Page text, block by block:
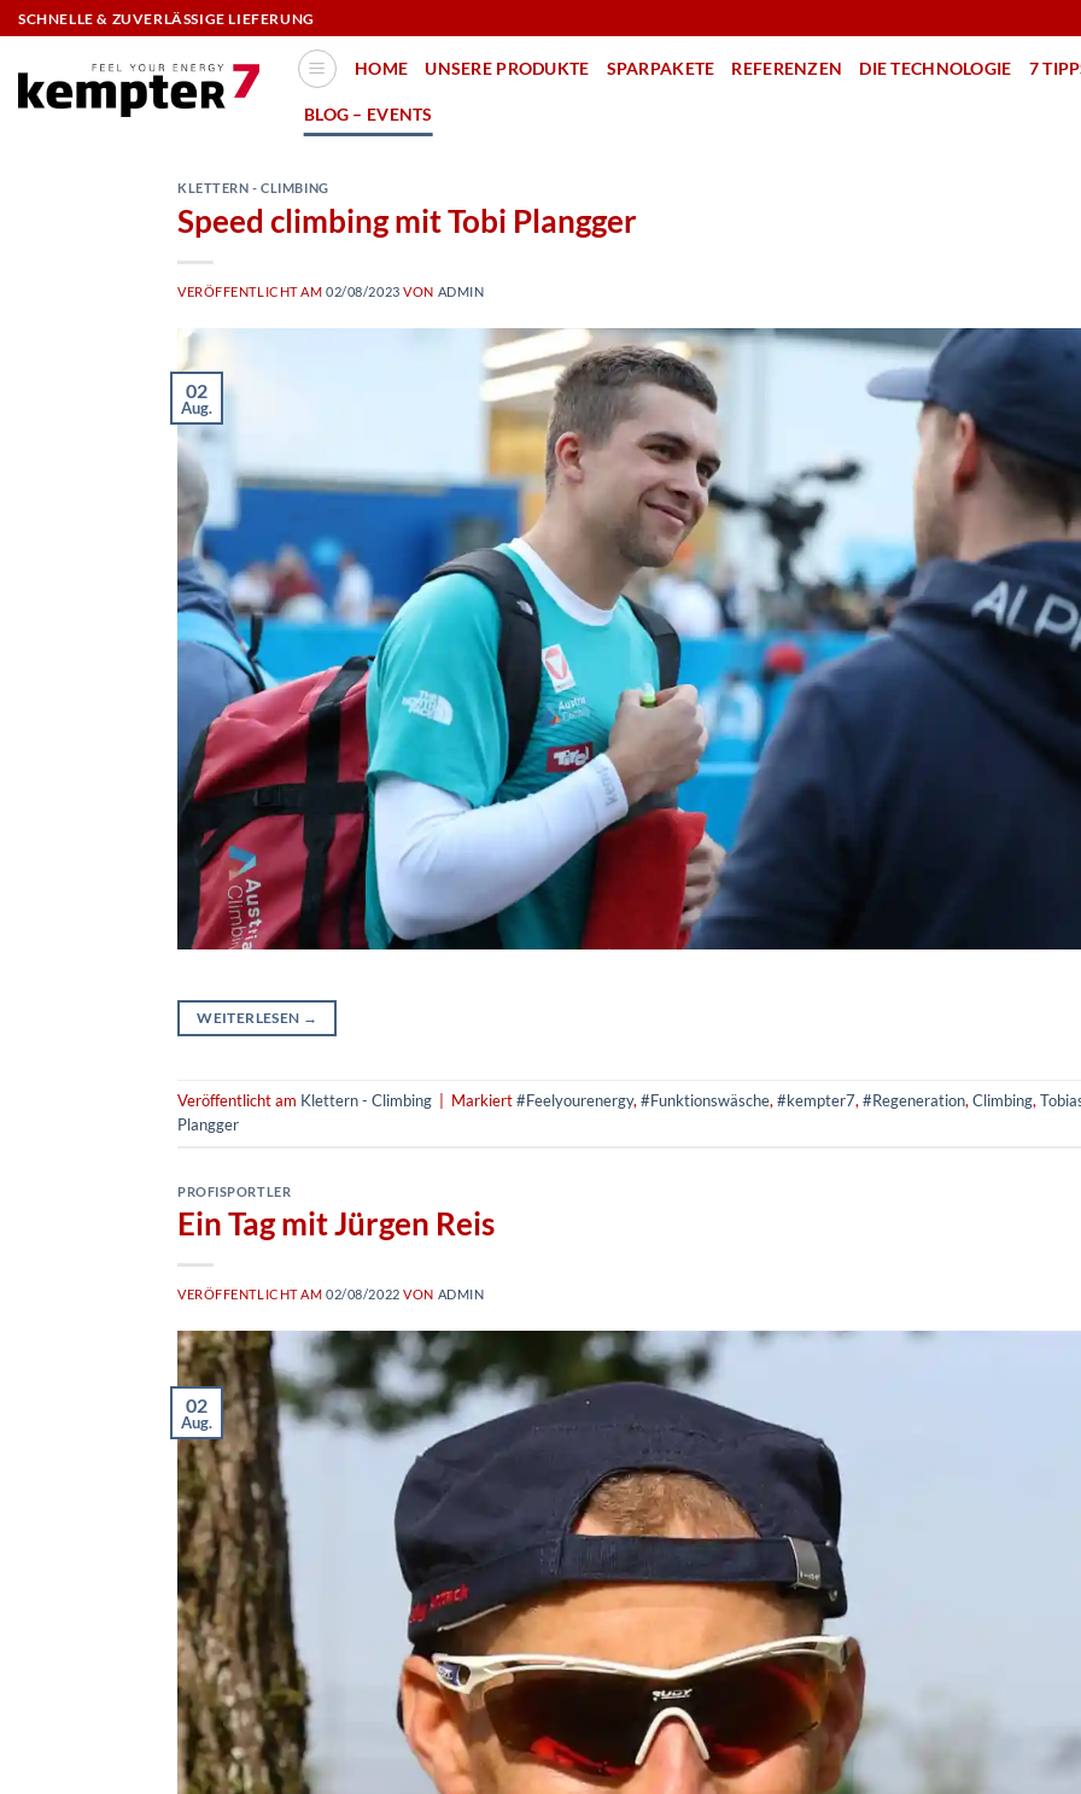
Zum
Inhalt
springen
SCHNELLE & ZUVERLÄSSIGE LIEFERUNG
HOME UNSERE PRODUKTE SPARPAKETE REFERENZEN DIE TECHNOLOGIE 7
BLOG – EVENTS
KLETTERN - CLIMBING
Speed climbing mit Tobi Plangger
VERÖFFENTLICHT AM02/08/2023 VON ADMIN
02
Aug.
WEITERLESEN →
Veröffentlicht am Klettern - Climbing Markiert#Feelyourenergy, #Funktionswäsche, #kempter7, #Regeneration, Climbing,
Plangger
PROFISPORTLER
Ein Tag mit Jürgen Reis
VERÖFFENTLICHT AM02/08/2022 VON ADMIN
02
Aug.